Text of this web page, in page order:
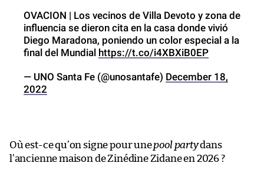
OVACION | Los vecinos de Villa Devoto y zona de
influencia se dieron cita en la casa donde vivió
Diego Maradona, poniendo un color especial a la
final del Mundial https://t.co/i4XBXiB0EP
— UNO Santa Fe (@unosantafe) December 18,
2022
Où est-ce qu’on signe pour unepool partydans
l’ancienne maison de Zinédine Zidane en 2026 ?